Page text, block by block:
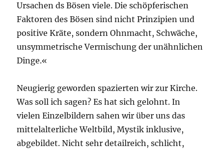
Ursachen ds Bösen viele. Die schöpferischen
Faktoren des Bösen sind nicht Prinzipien und
positive Kräte, sondern Ohnmacht, Schwäche,
unsymmetrische Vermischung der unähnlichen
Dinge.«
Neugierig geworden spazierten wir zur Kirche.
Was soll ich sagen? Es hat sich gelohnt. In
vielen Einzelbildern sahen wir über uns das
mittelalterliche Weltbild, Mystik inklusive,
abgebildet. Nicht sehr detailreich, schlicht,